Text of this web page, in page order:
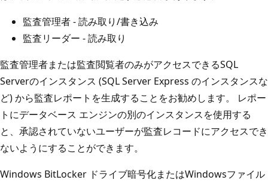
監査管理者 - 読み取り/書き込み
監査リーダー - 読み取り
監査管理者または監査閲覧者のみがアクセスできるSQL
Serverのインスタンス (SQL Server Express のインスタンスな
ど) から監査レポートを生成することをお勧めします。 レポー
トにデータベース エンジンの別のインスタンスを使用する
と、承認されていないユーザーが監査レコードにアクセスでき
ないようにすることができます。
Windows BitLocker ドライブ暗号化またはWindowsファイル